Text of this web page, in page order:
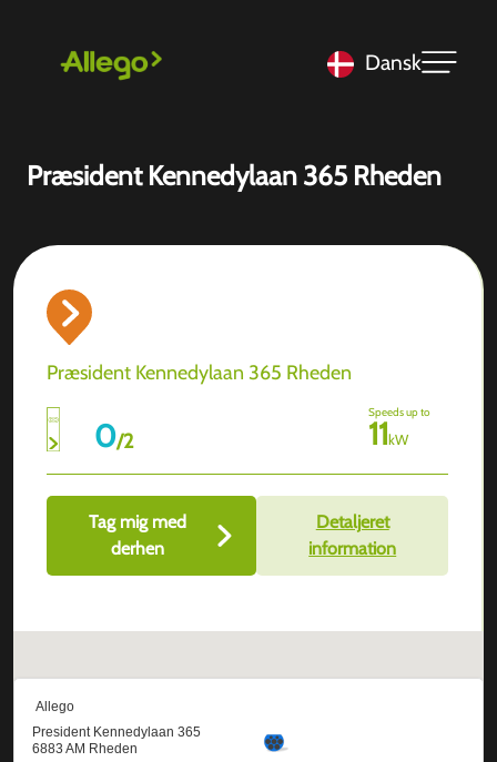
Dansk
Præsident Kennedylaan 365 Rheden
Præsident Kennedylaan 365 Rheden
0/2
Speeds up to
11kW
Tag mig med
derhen
Detaljeret
information